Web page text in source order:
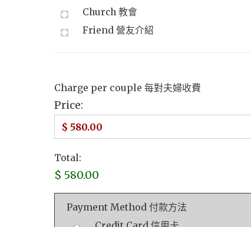
Church 教會
Friend 營友介紹
Charge per couple 每對夫婦收費
Price:
Total:
$ 580.00
Payment Method 付款方法